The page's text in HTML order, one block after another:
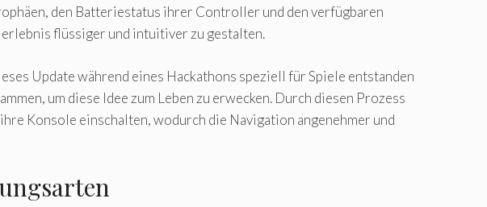
den Batteriestatus ihrer Controller und den verfügbaren
flüssiger und intuitiver zu gestalten.
Update während eines Hackathons speziell für Spiele entstanden
um diese Idee zum Leben zu erwecken. Durch diesen Prozess
Konsole einschalten, wodurch die Navigation angenehmer und